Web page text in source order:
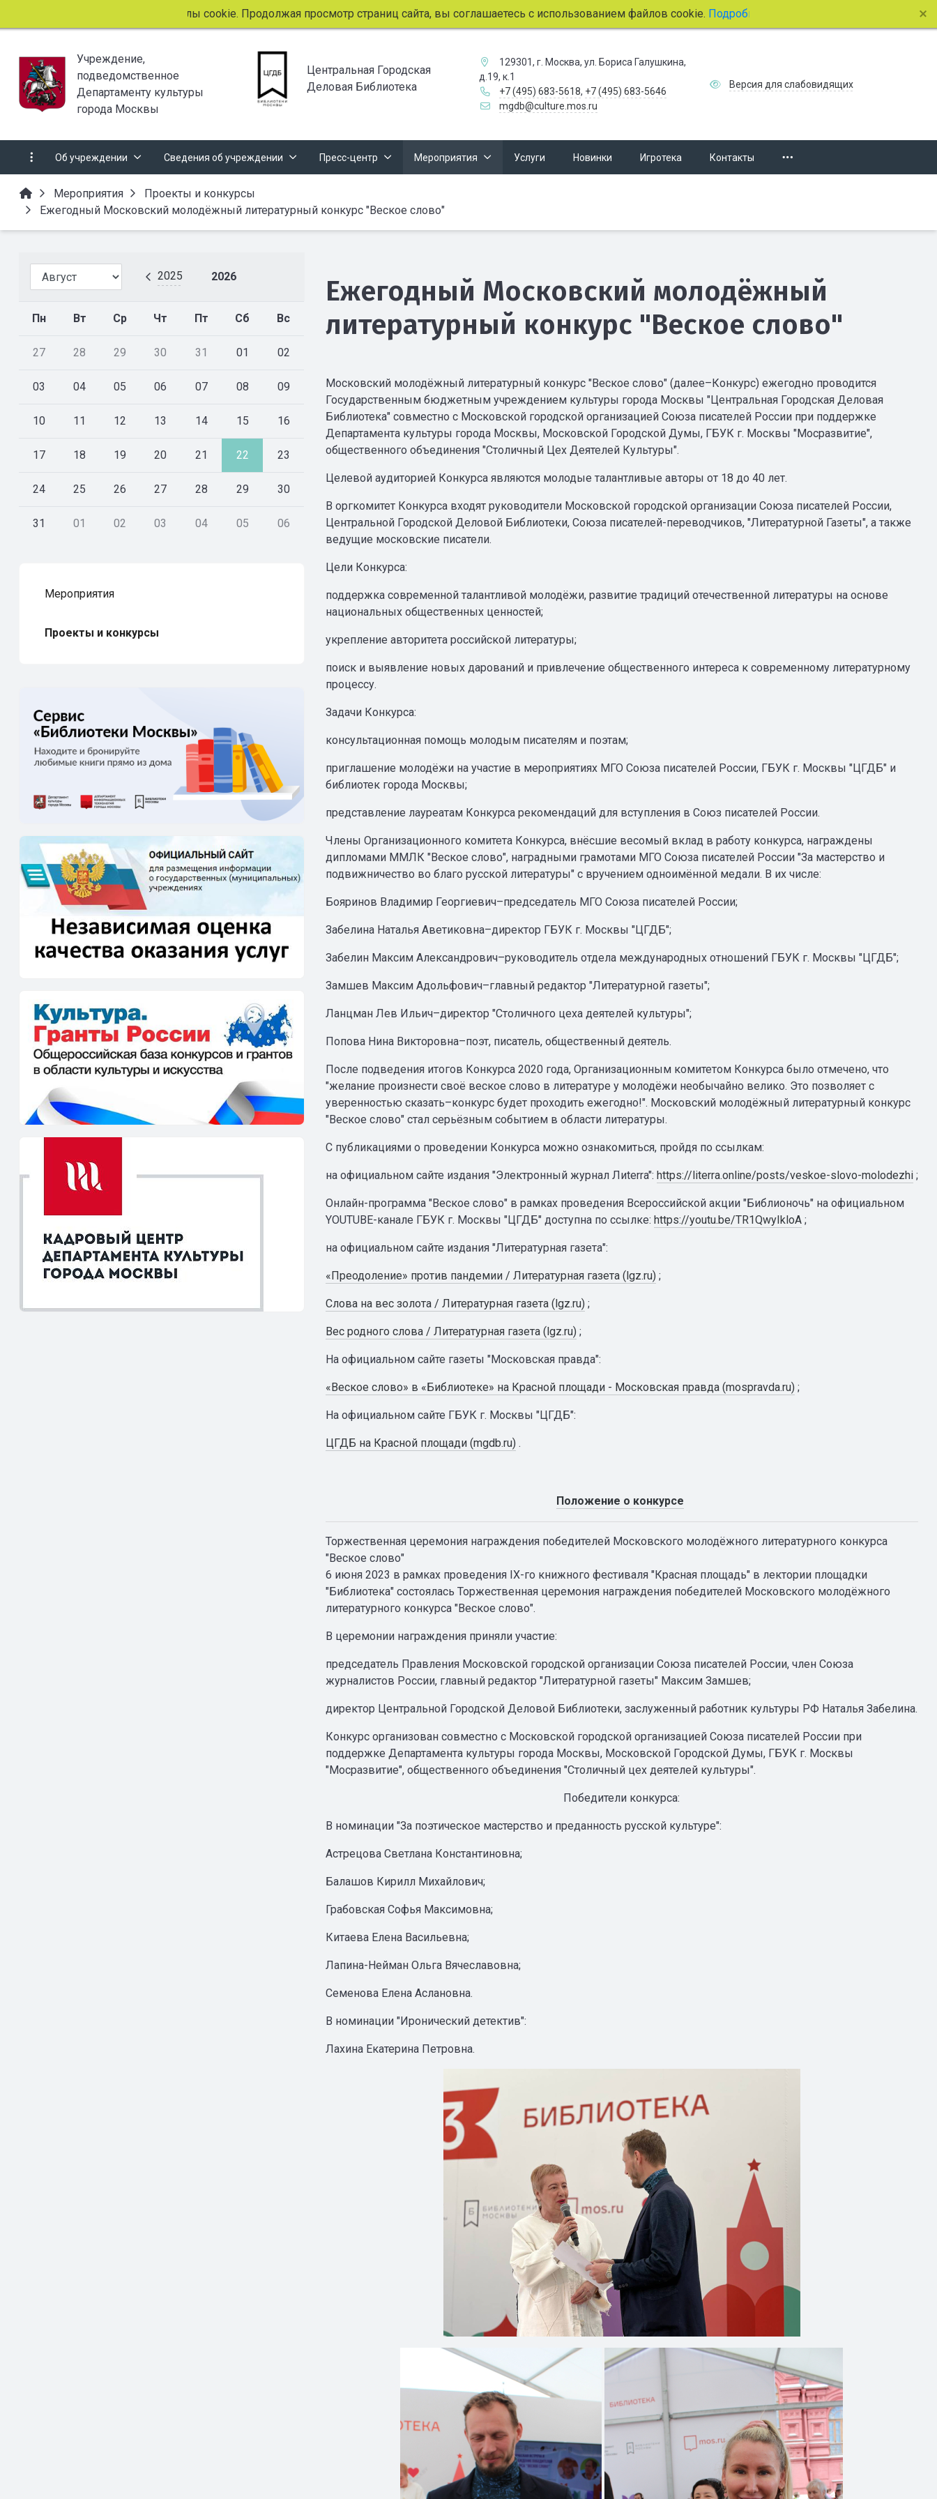
Этот сайт использует файлы cookie. Продолжая просмотр страниц сайта, вы соглашаетесь с использованием файлов cookie.Подробнее.
Учреждение,
подведомственное
Департаменту культуры
города Москвы
Центральная Городская
Деловая Библиотека
129301, г. Москва, ул. Бориса Галушкина,
д.19, к.1
+7 (495) 683-5618, +7 (495) 683-5646
mgdb@culture.mos.ru
Версия для слабовидящих
Об учреждении Сведения об учреждении Пресс-центр Мероприятия Услуги Новинки Игротека Контакты
Мероприятия
Проекты и конкурсы
Ежегодный Московский молодёжный литературный конкурс "Веское слово"
2025 2026
Пн Вт Ср Чт Пт Сб Вс
27 28 29 30 31 01 02
03 04 05 06 07 08 09
10 11 12 13 14 15 16
17 18 19 20 21 22 23
24 25 26 27 28 29 30
31 01 02 03 04 05 06
Мероприятия
Проекты и конкурсы
Ежегодный Московский молодёжный
литературный конкурс "Веское слово"
Московский молодёжный литературный конкурс "Веское слово" (далее–Конкурс) ежегодно проводится
Государственным бюджетным учреждением культуры города Москвы "Центральная Городская Деловая
Библиотека" совместно с Московской городской организацией Союза писателей России при поддержке
Департамента культуры города Москвы, Московской Городской Думы, ГБУК г. Москвы "Мосразвитие",
общественного объединения "Столичный Цех Деятелей Культуры".
Целевой аудиторией Конкурса являются молодые талантливые авторы от 18 до 40 лет.
В оргкомитет Конкурса входят руководители Московской городской организации Союза писателей России,
Центральной Городской Деловой Библиотеки, Союза писателей-переводчиков, "Литературной Газеты", а также
ведущие московские писатели.
Цели Конкурса:
поддержка современной талантливой молодёжи, развитие традиций отечественной литературы на основе
национальных общественных ценностей;
укрепление авторитета российской литературы;
поиск и выявление новых дарований и привлечение общественного интереса к современному литературному
процессу.
Задачи Конкурса:
консультационная помощь молодым писателям и поэтам;
приглашение молодёжи на участие в мероприятиях МГО Союза писателей России, ГБУК г. Москвы "ЦГДБ" и
библиотек города Москвы;
представление лауреатам Конкурса рекомендаций для вступления в Союз писателей России.
Члены Организационного комитета Конкурса, внёсшие весомый вклад в работу конкурса, награждены
дипломами ММЛК "Веское слово", наградными грамотами МГО Союза писателей России "За мастерство и
подвижничество во благо русской литературы" с вручением одноимённой медали. В их числе:
Бояринов Владимир Георгиевич–председатель МГО Союза писателей России;
Забелина Наталья Аветиковна–директор ГБУК г. Москвы "ЦГДБ";
Забелин Максим Александрович–руководитель отдела международных отношений ГБУК г. Москвы "ЦГДБ";
Замшев Максим Адольфович–главный редактор "Литературной газеты";
Ланцман Лев Ильич–директор "Столичного цеха деятелей культуры";
Попова Нина Викторовна–поэт, писатель, общественный деятель.
После подведения итогов Конкурса 2020 года, Организационным комитетом Конкурса было отмечено, что
"желание произнести своё веское слово в литературе у молодёжи необычайно велико. Это позволяет с
уверенностью сказать–конкурс будет проходить ежегодно!". Московский молодёжный литературный конкурс
"Веское слово" стал серьёзным событием в области литературы.
С публикациями о проведении Конкурса можно ознакомиться, пройдя по ссылкам:
на официальном сайте издания "Электронный журнал Лиterra": https://literra.online/posts/veskoe-slovo-molodezhi;
Онлайн-программа "Веское слово" в рамках проведения Всероссийской акции "Библионочь" на официальном
YOUTUBE-канале ГБУК г. Москвы "ЦГДБ" доступна по ссылке: https://youtu.be/TR1QwyIkloA;
на официальном сайте издания "Литературная газета":
«Преодоление» против пандемии / Литературная газета (lgz.ru);
Слова на вес золота / Литературная газета (lgz.ru);
Вес родного слова / Литературная газета (lgz.ru);
На официальном сайте газеты "Московская правда":
«Веское слово» в «Библиотеке» на Красной площади - Московская правда (mospravda.ru);
На официальном сайте ГБУК г. Москвы "ЦГДБ":
ЦГДБ на Красной площади (mgdb.ru).
Положение о конкурсе
Торжественная церемония награждения победителей Московского молодёжного литературного конкурса
"Веское слово"
6 июня 2023 в рамках проведения IX-го книжного фестиваля "Красная площадь" в лектории площадки
"Библиотека" состоялась Торжественная церемония награждения победителей Московского молодёжного
литературного конкурса "Веское слово".
В церемонии награждения приняли участие:
председатель Правления Московской городской организации Союза писателей России, член Союза
журналистов России, главный редактор "Литературной газеты" Максим Замшев;
директор Центральной Городской Деловой Библиотеки, заслуженный работник культуры РФ Наталья Забелина.
Конкурс организован совместно с Московской городской организацией Союза писателей России при
поддержке Департамента культуры города Москвы, Московской Городской Думы, ГБУК г. Москвы
"Мосразвитие", общественного объединения "Столичный цех деятелей культуры".
Победители конкурса:
В номинации "За поэтическое мастерство и преданность русской культуре":
Астрецова Светлана Константиновна;
Балашов Кирилл Михайлович;
Грабовская Софья Максимовна;
Китаева Елена Васильевна;
Лапина-Нейман Ольга Вячеславовна;
Семенова Елена Аслановна.
В номинации "Иронический детектив":
Лахина Екатерина Петровна.